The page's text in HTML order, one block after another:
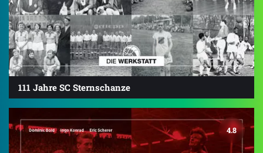
111 Jahre SC Sternschanze
4.8